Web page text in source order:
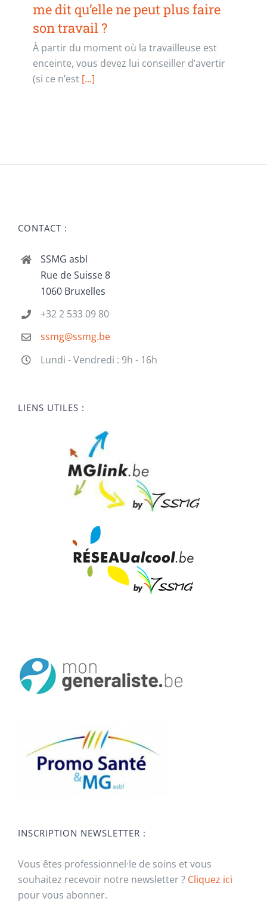
me dit qu’elle ne peut plus faire
son travail ?
À partir du moment où la travailleuse est
enceinte, vous devez lui conseiller d’avertir
(si ce n’est [...]
CONTACT :
SSMG asbl
Rue de Suisse 8
1060 Bruxelles
+32 2 533 09 80
ssmg@ssmg.be
Lundi - Vendredi : 9h - 16h
LIENS UTILES :
INSCRIPTION NEWSLETTER :
Vous êtes professionnel·le de soins et vous
souhaitez recevoir notre newsletter ? Cliquez ici
pour vous abonner.